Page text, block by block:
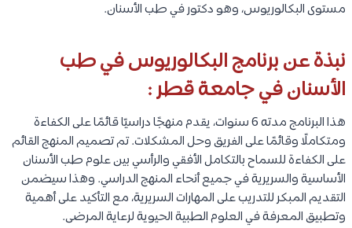
مستوى البكالوريوس، وهو دكتور في طب الأسنان.
نبذة عن برنامج البكالوريوس في طب
الأسنان في جامعة قطر :
هذا البرنامج مدته 6 سنوات، يقدم منهجًا دراسيًا قائمًا على الكفاءة
ومتكاملًا وقائمًا على الفريق وحل المشكلات. تم تصميم المنهج القائم
على الكفاءة للسماح بالتكامل الأفقي والرأسي بين علوم طب الأسنان
الأساسية والسريرية في جميع أنحاء المنهج الدراسي. وهذا سيضمن
التقديم المبكر للتدريب على المهارات السريرية، مع التأكيد على أهمية
وتطبيق المعرفة في العلوم الطبية الحيوية لرعاية المرضى.